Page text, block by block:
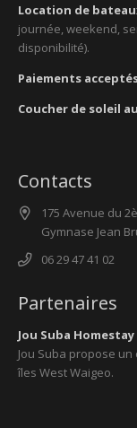
Location de
journée, weekend,
disponibilité).
Paiements
Coucher de soleil
Contacts
175 Avenue du
Gymnase Jean
06 29 47 41 02
Partenaires
Jou Suba Homestay
Jou Suba propose
îles West Waigeo.